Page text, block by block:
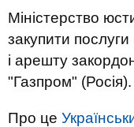
Міністерство
закупити
і арешту
"Газпром" (Росія).
Про це